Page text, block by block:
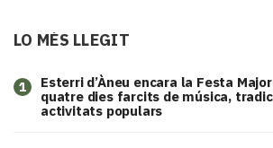
LO MÉS LLEGIT
1
Esterri d’Àneu encara la Festa
quatre dies farcits de música,
activitats populars